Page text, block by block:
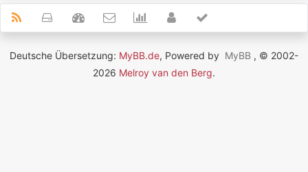
Deutsche Übersetzung: MyBB.de, Powered by MyBB , © 2002-
2026 Melroy van den Berg.